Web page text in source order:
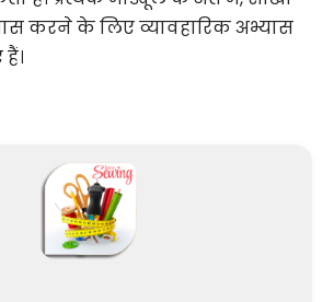
करने के लिए व्यावहारिक अभ्यास